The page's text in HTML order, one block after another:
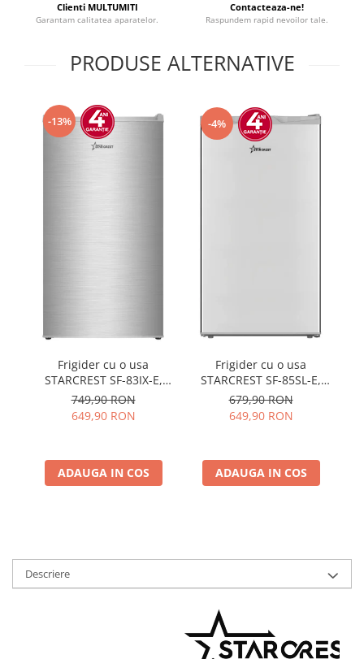
Clienti MULTUMITI
Garantam calitatea aparatelor.
Contacteaza-ne!
Raspundem rapid nevoilor tale.
PRODUSE ALTERNATIVE
-13%
Frigider cu o usa
STARCREST SF-83IX-E,
Clasa E, Capacitate 83L,
Iluminare interioara,
749,90 RON
649,90 RON
ADAUGA IN COS
-4%
Frigider cu o usa
STARCREST SF-85SL-E,
Clasa E, Capacitate 85L,
Iluminare interioara,
679,90 RON
649,90 RON
ADAUGA IN COS
Descriere